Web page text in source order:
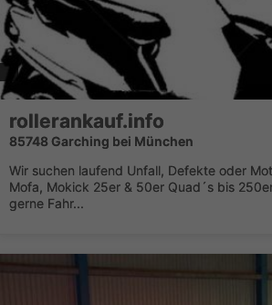
rollerankauf.info
85748 Garching bei München
Wir suchen laufend Unfall, Defekte oder
Mofa, Mokick 25er & 50er Quad´s bis
gerne Fahr...